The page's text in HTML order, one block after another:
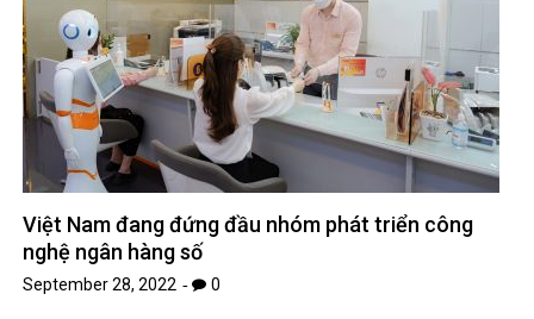
Việt Nam đang đứng đầu nhóm phát triển công
nghệ ngân hàng số
September 28, 2022 0